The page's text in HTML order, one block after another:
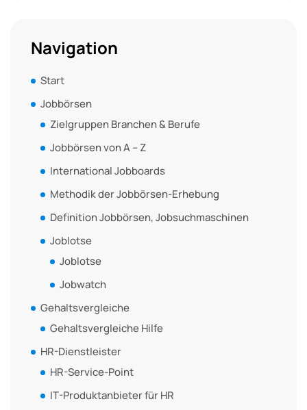
Navigation
Start
Jobbörsen
Zielgruppen Branchen & Berufe
Jobbörsen von A – Z
International Jobboards
Methodik der Jobbörsen-Erhebung
Definition Jobbörsen, Jobsuchmaschinen
Joblotse
Joblotse
Jobwatch
Gehaltsvergleiche
Gehaltsvergleiche Hilfe
HR-Dienstleister
HR-Service-Point
IT-Produktanbieter für HR